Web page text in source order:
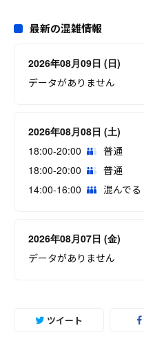
最新の混雑情報
2026年08月09日 (日)
データがありません
2026年08月08日 (土)
18:00-20:00
普通
18:00-20:00
普通
14:00-16:00
混んでる
2026年08月07日 (金)
データがありません
ツイート